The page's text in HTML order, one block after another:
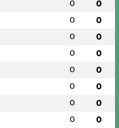
0 0
0 0
0 0
0 0
0 0
0 0
0 0
0 0